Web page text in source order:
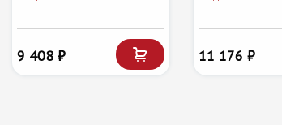
9 408 ₽ 11 176 ₽